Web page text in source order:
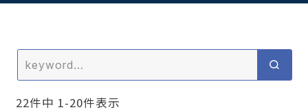
22件中 1-20件表示